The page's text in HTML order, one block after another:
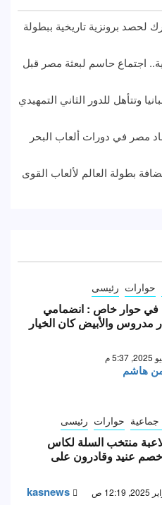
لحصد برونزية تاريخية ببطولة
اجتماع حاسم لبعثة مصر قبل
وتتأهل للدور الثاني التمهيدي
حصاد مصر في دورات ألعاب البحر
بطولة العالم لألعاب القوى
حوارات رئيسى
في حوار خاص : انضمامي
مدروس والأبيض كان الخيار
هاشم
جماعية حوارات رئيسى
منتخب السلة لكاس
خصم عنيد وقادرون على
kasnews